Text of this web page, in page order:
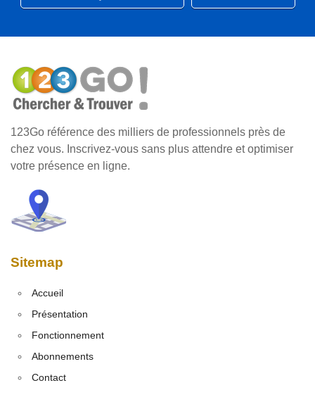
123Go référence des milliers de professionnels près de
chez vous. Inscrivez-vous sans plus attendre et optimiser
votre présence en ligne.
Sitemap
Accueil
Présentation
Fonctionnement
Abonnements
Contact